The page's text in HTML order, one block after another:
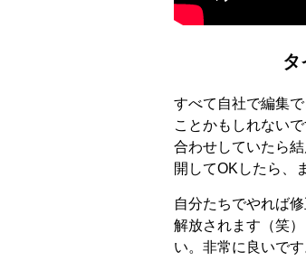
タ
すべて自社で編集
ことかもしれない
合わせしていたら
開してOKしたら、
自分たちでやれば
解放されます（笑
い。非常に良いです